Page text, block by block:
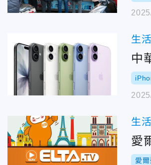
生活
中
生活
愛
愛爾